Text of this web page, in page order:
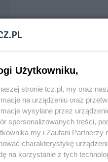
Użytkowniku,
stronie tcz.pl, my oraz
na urządzeniu oraz
wysyłane przez
spersonalizowanych treści,
my i Zaufani Partnerzy
charakterystykę
na korzystanie z tych